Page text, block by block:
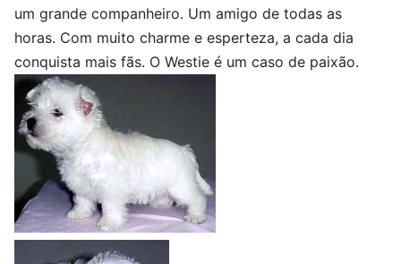
um grande companheiro. Um amigo de todas as
horas. Com muito charme e esperteza, a cada dia
conquista mais fãs. O Westie é um caso de paixão.